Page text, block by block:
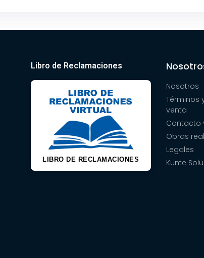
Libro de Reclamaciones
LIBRO DE RECLAMACIONES
Nosotros
Términos
venta
Contacto
Obras
Legales
Kunte